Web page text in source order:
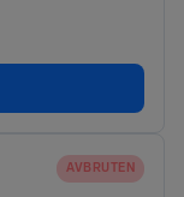
AVBRUTEN